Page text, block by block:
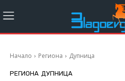
Начало Региона Дупница
РЕГИОНА ДУПНИЦА